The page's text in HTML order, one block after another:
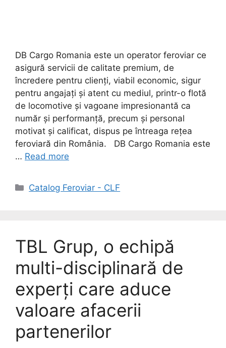
DB Cargo Romania este un operator feroviar ce
asigură servicii de calitate premium, de
încredere pentru clienți, viabil economic, sigur
pentru angajați și atent cu mediul, printr-o flotă
de locomotive și vagoane impresionantă ca
număr și performanță, precum și personal
motivat și calificat, dispus pe întreaga rețea
feroviară din România. DB Cargo Romania este
… Read more
Catalog Feroviar - CLF
TBL Grup, o echipă
multi-disciplinară de
experți care aduce
valoare afacerii
partenerilor